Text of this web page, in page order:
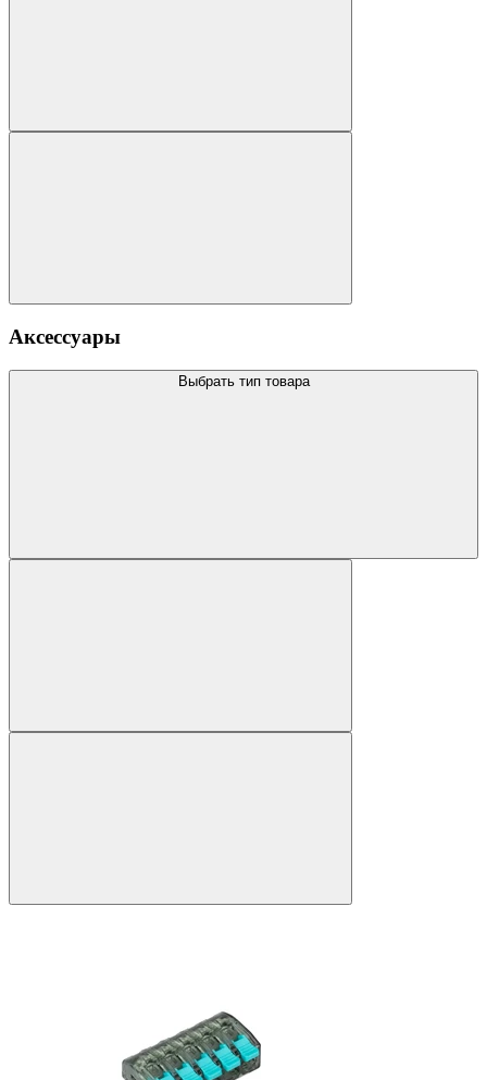
Аксессуары
Выбрать тип товара